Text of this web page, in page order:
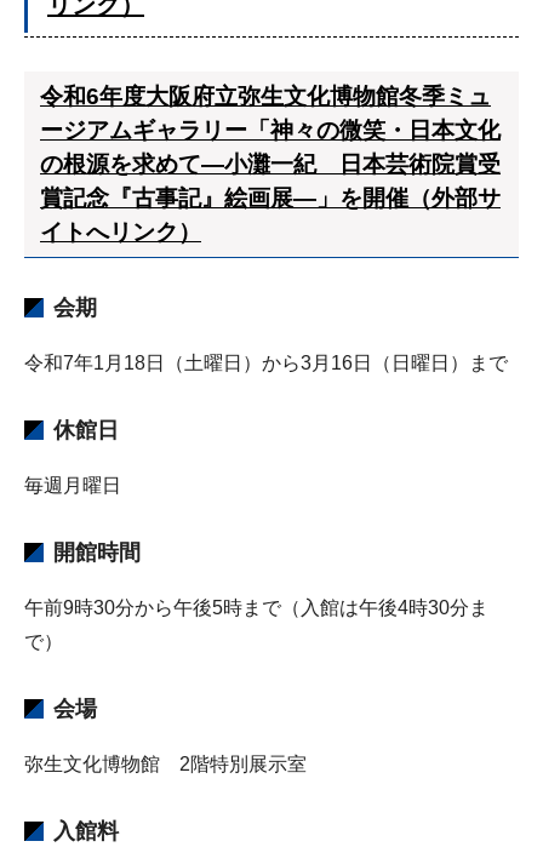
令和6年度大阪府立弥生文化博物館冬季ミュ
ージアムギャラリー「神々の微笑・日本文化
の根源を求めて―小灘一紀 日本芸術院賞受
賞記念『古事記』絵画展―」を開催（外部サ
イトへリンク）
会期
令和7年1月18日（土曜日）から3月16日（日曜日）まで
休館日
毎週月曜日
開館時間
午前9時30分から午後5時まで（入館は午後4時30分ま
で）
会場
弥生文化博物館 2階特別展示室
入館料